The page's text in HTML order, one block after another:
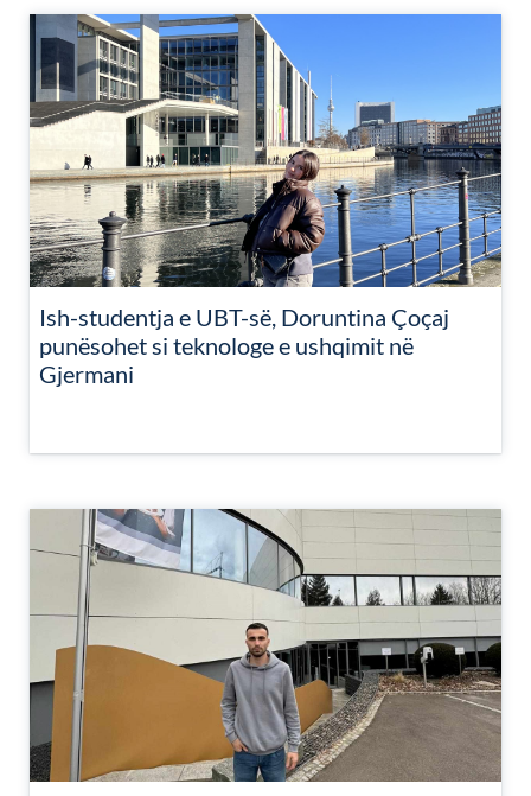
Ish-studentja e UBT-së, Doruntina Çoçaj
punësohet si teknologe e ushqimit në
Gjermani